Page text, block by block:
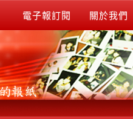
電子報訂閱 關於我們